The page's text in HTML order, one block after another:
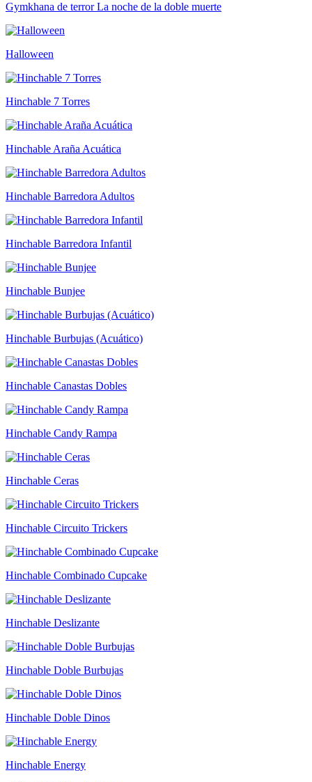
Gymkhana de terror La noche de la doble muerte
Halloween
Hinchable 7 Torres
Hinchable Araña Acuática
Hinchable Barredora Adultos
Hinchable Barredora Infantil
Hinchable Bunjee
Hinchable Burbujas (Acuático)
Hinchable Canastas Dobles
Hinchable Candy Rampa
Hinchable Ceras
Hinchable Circuito Trickers
Hinchable Combinado Cupcake
Hinchable Deslizante
Hinchable Doble Burbujas
Hinchable Doble Dinos
Hinchable Energy